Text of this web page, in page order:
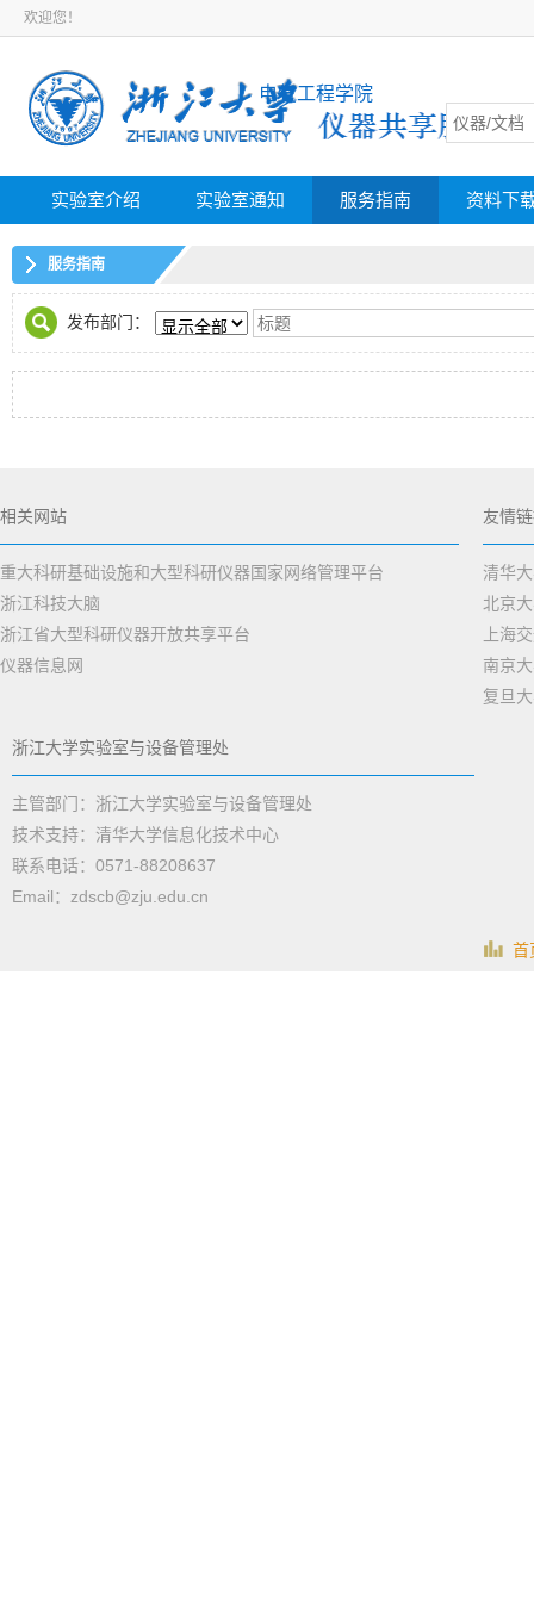
欢迎您！
电气工程学院
实验室介绍 实验室通知 服务指南 资料下
服务指南
发布部门：
相关网站
重大科研基础设施和大型科研仪器国家网络管理平台
浙江科技大脑
浙江省大型科研仪器开放共享平台
仪器信息网
友情
清华
北京
上海
南京
复旦
浙江大学实验室与设备管理处
主管部门：浙江大学实验室与设备管理处
技术支持：清华大学信息化技术中心
联系电话：0571-88208637
Email：zdscb@zju.edu.cn
首